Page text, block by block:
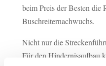
beim Preis der Besten die
Buschreiternachwuchs.
Nicht nur die
Für den Hindernisaufbau